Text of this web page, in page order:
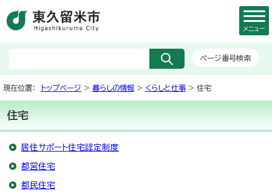
ページ番号検索
メニュー
現在位置： トップページ > 暮らしの情報 > くらしと仕事 > 住宅
住宅
居住サポート住宅認定制度
都営住宅
都民住宅